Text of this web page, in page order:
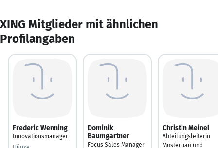
XING Mitglieder mit ähnlichen
Profilangaben
Frederic Wenning
Innovationsmanager
Dominik
Baumgartner
Focus Sales Manager
Christin Meinel
Abteilungsleiterin
Musterbau und